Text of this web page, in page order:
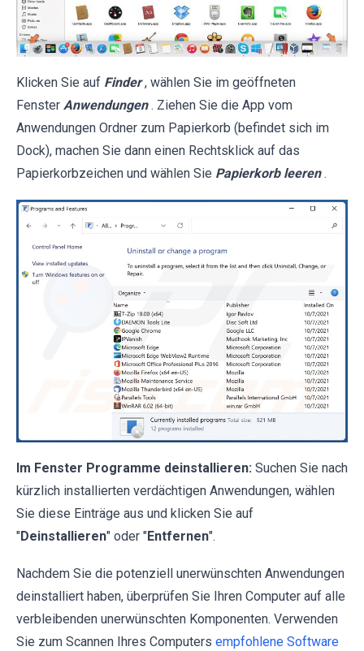
Klicken Sie auf Finder , wählen Sie im geöffneten
Fenster Anwendungen . Ziehen Sie die App vom
Anwendungen Ordner zum Papierkorb (befindet sich im
Dock), machen Sie dann einen Rechtsklick auf das
Papierkorbzeichen und wählen Sie Papierkorb leeren .
Im Fenster Programme deinstallieren: Suchen Sie nach
kürzlich installierten verdächtigen Anwendungen, wählen
Sie diese Einträge aus und klicken Sie auf
"Deinstallieren" oder "Entfernen".
Nachdem Sie die potenziell unerwünschten Anwendungen
deinstalliert haben, überprüfen Sie Ihren Computer auf alle
verbleibenden unerwünschten Komponenten. Verwenden
Sie zum Scannen Ihres Computers empfohlene Software